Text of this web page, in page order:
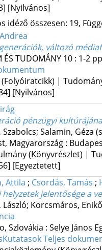
[Nyilvános]
idéző összesen: 19,
változó
ÉS TUDOMÁNY 10: 1-2
(Folyóiratcikk) |
[Nyilvános]
pénzügyi
Szabolcs; Salamin, Géza
Magyarország :
(Könyvrészlet) |
[Egyeztetett]
Attila ; Csordás, Tamás ;
helyzetek jelentősége a
László; Korcsmáros,
Szlovákia : Selye János
Teljes